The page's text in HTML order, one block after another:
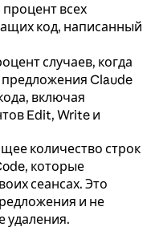
процент всех
код, написанный
случаев, когда
Claude
включая
Edit, Write и
количество строк
которые
сеансах. Это
и не
удаления.